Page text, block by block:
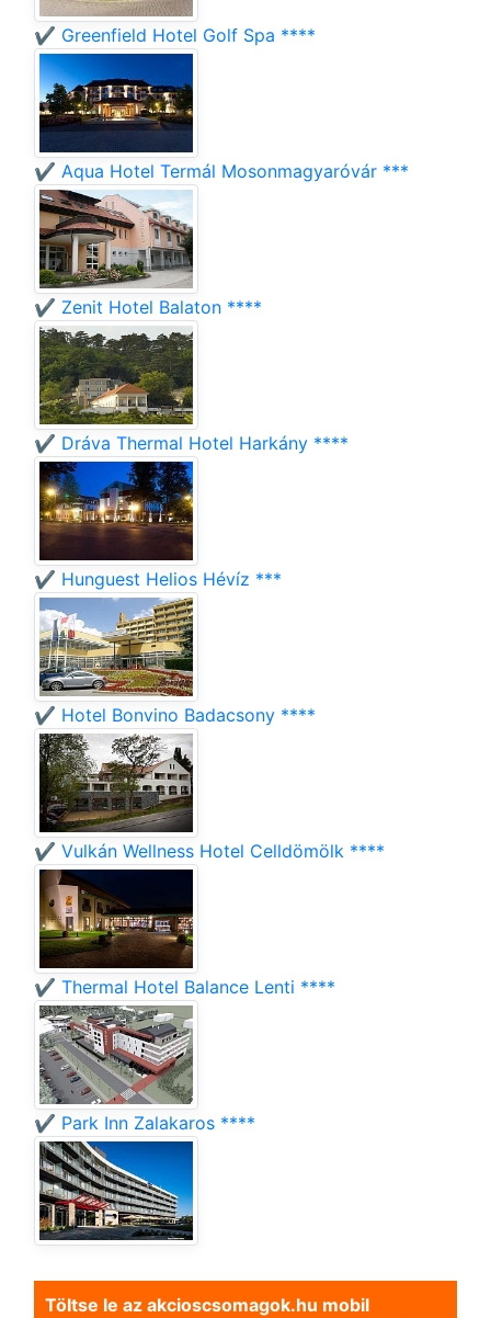
✔️ Greenfield Hotel Golf Spa ****
✔️ Aqua Hotel Termál Mosonmagyaróvár ***
✔️ Zenit Hotel Balaton ****
✔️ Dráva Thermal Hotel Harkány ****
✔️ Hunguest Helios Hévíz ***
✔️ Hotel Bonvino Badacsony ****
✔️ Vulkán Wellness Hotel Celldömölk ****
✔️ Thermal Hotel Balance Lenti ****
✔️ Park Inn Zalakaros ****
Töltse le az akcioscsomagok.hu mobil